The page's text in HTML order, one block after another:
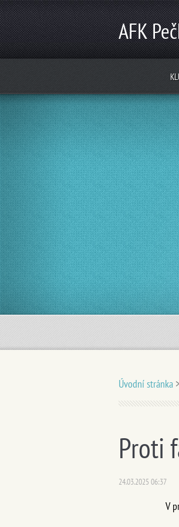
AFK
Úvodní stránka >
Proti
24.03.2025 06:37
V